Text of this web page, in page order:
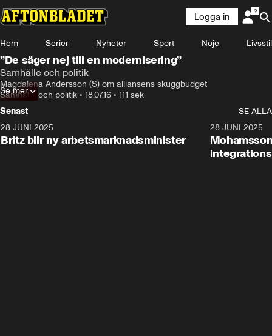
Logga in
Hem Serier Nyheter Sport Nöje Livsstil
”De säger nej till en modernisering”
Samhälle och politik
Magdalena Andersson (S) om alliansens skuggbudget
Samhälle och politik • 18.07.16 • 111 sek
Se mer
Senast
SE ALLA
28 JUNI 2025
Britz blir ny arbetsmarknadsminister
28 JUNI 2025